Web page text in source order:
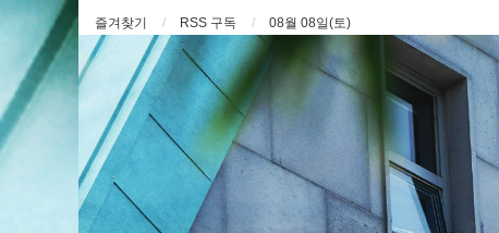
즐겨찾기 RSS 구독 08월 08일(토)